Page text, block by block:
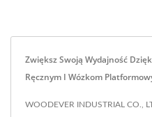
Zwiększ Swoją Wydajność
Ręcznym I Wózkom
WOODEVER INDUSTRIAL CO.,